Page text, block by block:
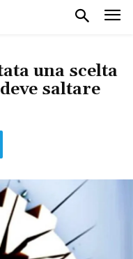
una scelta
saltare